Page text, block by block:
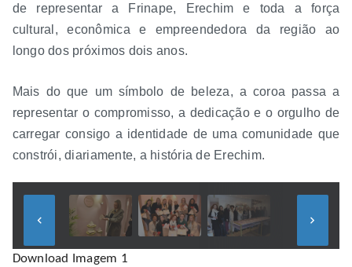
de representar a Frinape, Erechim e toda a força
cultural, econômica e empreendedora da região ao
longo dos próximos dois anos.
Mais do que um símbolo de beleza, a coroa passa a
representar o compromisso, a dedicação e o orgulho de
carregar consigo a identidade de uma comunidade que
constrói, diariamente, a história de Erechim.
keyboard_arrow_left keyboard_arrow_right
Download Imagem 1